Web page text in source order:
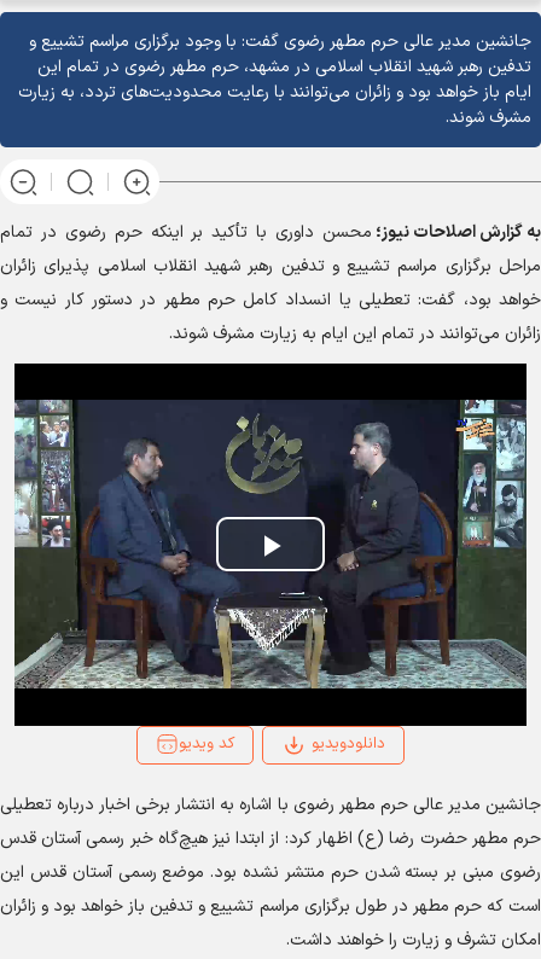
جانشین مدیر عالی حرم مطهر رضوی گفت: با وجود برگزاری مراسم تشییع و
تدفین رهبر شهید انقلاب اسلامی در مشهد، حرم مطهر رضوی در تمام این
ایام باز خواهد بود و زائران می‌توانند با رعایت محدودیت‌های تردد، به زیارت
مشرف شوند.
به گزارشاصلاحات نیوز؛ محسن داوری با تأکید بر اینکه حرم رضوی در تمام
مراحل برگزاری مراسم تشییع و تدفین رهبر شهید انقلاب اسلامی پذیرای زائران
خواهد بود، گفت: تعطیلی یا انسداد کامل حرم مطهر در دستور کار نیست و
زائران می‌توانند در تمام این ایام به زیارت مشرف شوند.
Play
Video
کد ویدیو دانلودویدیو
جانشین مدیر عالی حرم مطهر رضوی با اشاره به انتشار برخی اخبار درباره تعطیلی
حرم مطهر حضرت رضا (ع) اظهار کرد: از ابتدا نیز هیچ‌گاه خبر رسمی آستان قدس
رضوی مبنی بر بسته شدن حرم منتشر نشده بود. موضع رسمی آستان قدس این
است که حرم مطهر در طول برگزاری مراسم تشییع و تدفین باز خواهد بود و زائران
امکان تشرف و زیارت را خواهند داشت.